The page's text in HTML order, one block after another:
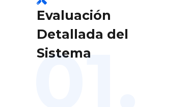
Evaluación
Detallada del
Sistema
01.